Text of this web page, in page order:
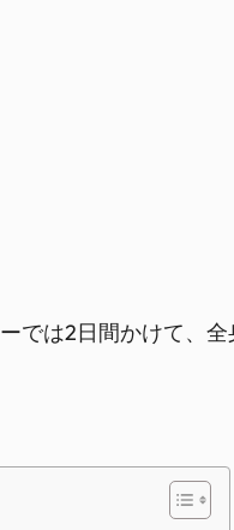
では2日間かけて、